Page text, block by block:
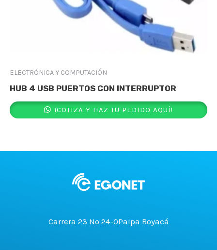
ELECTRÓNICA Y COMPUTACIÓN
HUB 4 USB PUERTOS CON INTERRUPTOR
¡COTIZA Y HAZ TU PEDIDO AQUÍ!
Carrera 23 No 24-0Paipa Boyacá